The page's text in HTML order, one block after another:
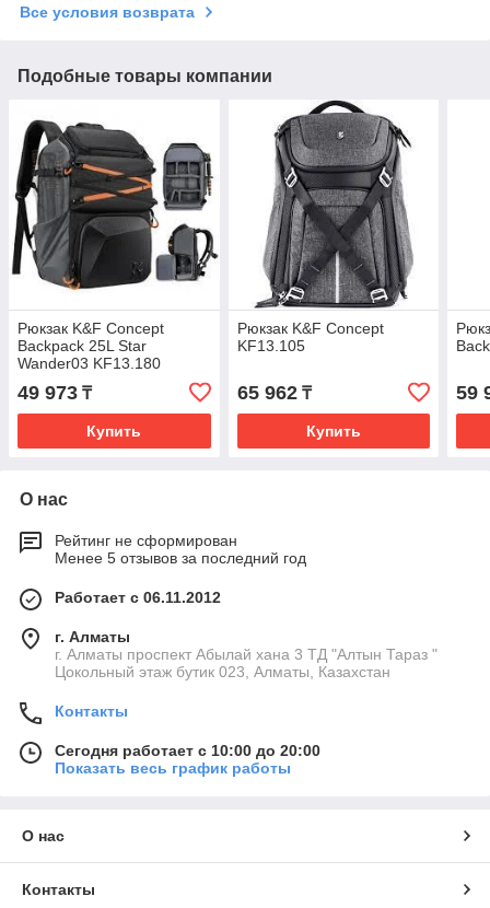
Все условия возврата
Подобные товары компании
Рюкзак K&F Concept
Backpack 25L Star
Wander03 KF13.180
49 973 ₸
Купить
Рюкзак K&F Concept
KF13.105
65 962₸
Купить
59
О нас
Рейтинг не сформирован
Менее 5 отзывов за последний год
Работает с 06.11.2012
г. Алматы
г. Алматы проспект Абылай хана 3 ТД "Алтын Тараз "
Цокольный этаж бутик 023, Алматы, Казахстан
Контакты
Сегодня работает с 10:00 до 20:00
Показать весь график работы
О нас
Контакты